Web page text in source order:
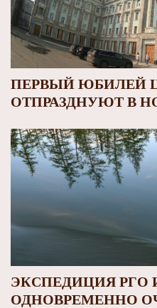
ПЕРВЫЙ ЮБИЛЕЙ
ОТПРАЗДНУЮТ В
ЭКСПЕДИЦИЯ РГО
ОДНОВРЕМЕННО